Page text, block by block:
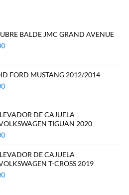
BALDE JMC GRAND AVENUE
Current
$389,00.
FORD MUSTANG 2012/2014
Current
$450,00. DE CAJUELA
TIGUAN 2020
Current
is:
$589,00.
DE CAJUELA
T-CROSS 2019
Current